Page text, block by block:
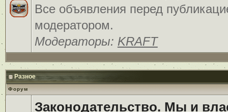
Все объявления перед
модератором.
Модераторы: KRAFT
Разное
Форум
Законодательство. Мы и